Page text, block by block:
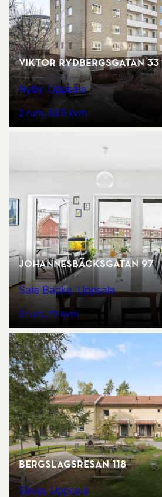
Viktor Rydbergsgatan 33
Nyby, Uppsala
2 rum 63,5 kvm
Johannesbäcksgatan 97
Sala Backe, Uppsala
3 rum 79 kvm
Bergslagsresan 118
Sävja, Uppsala